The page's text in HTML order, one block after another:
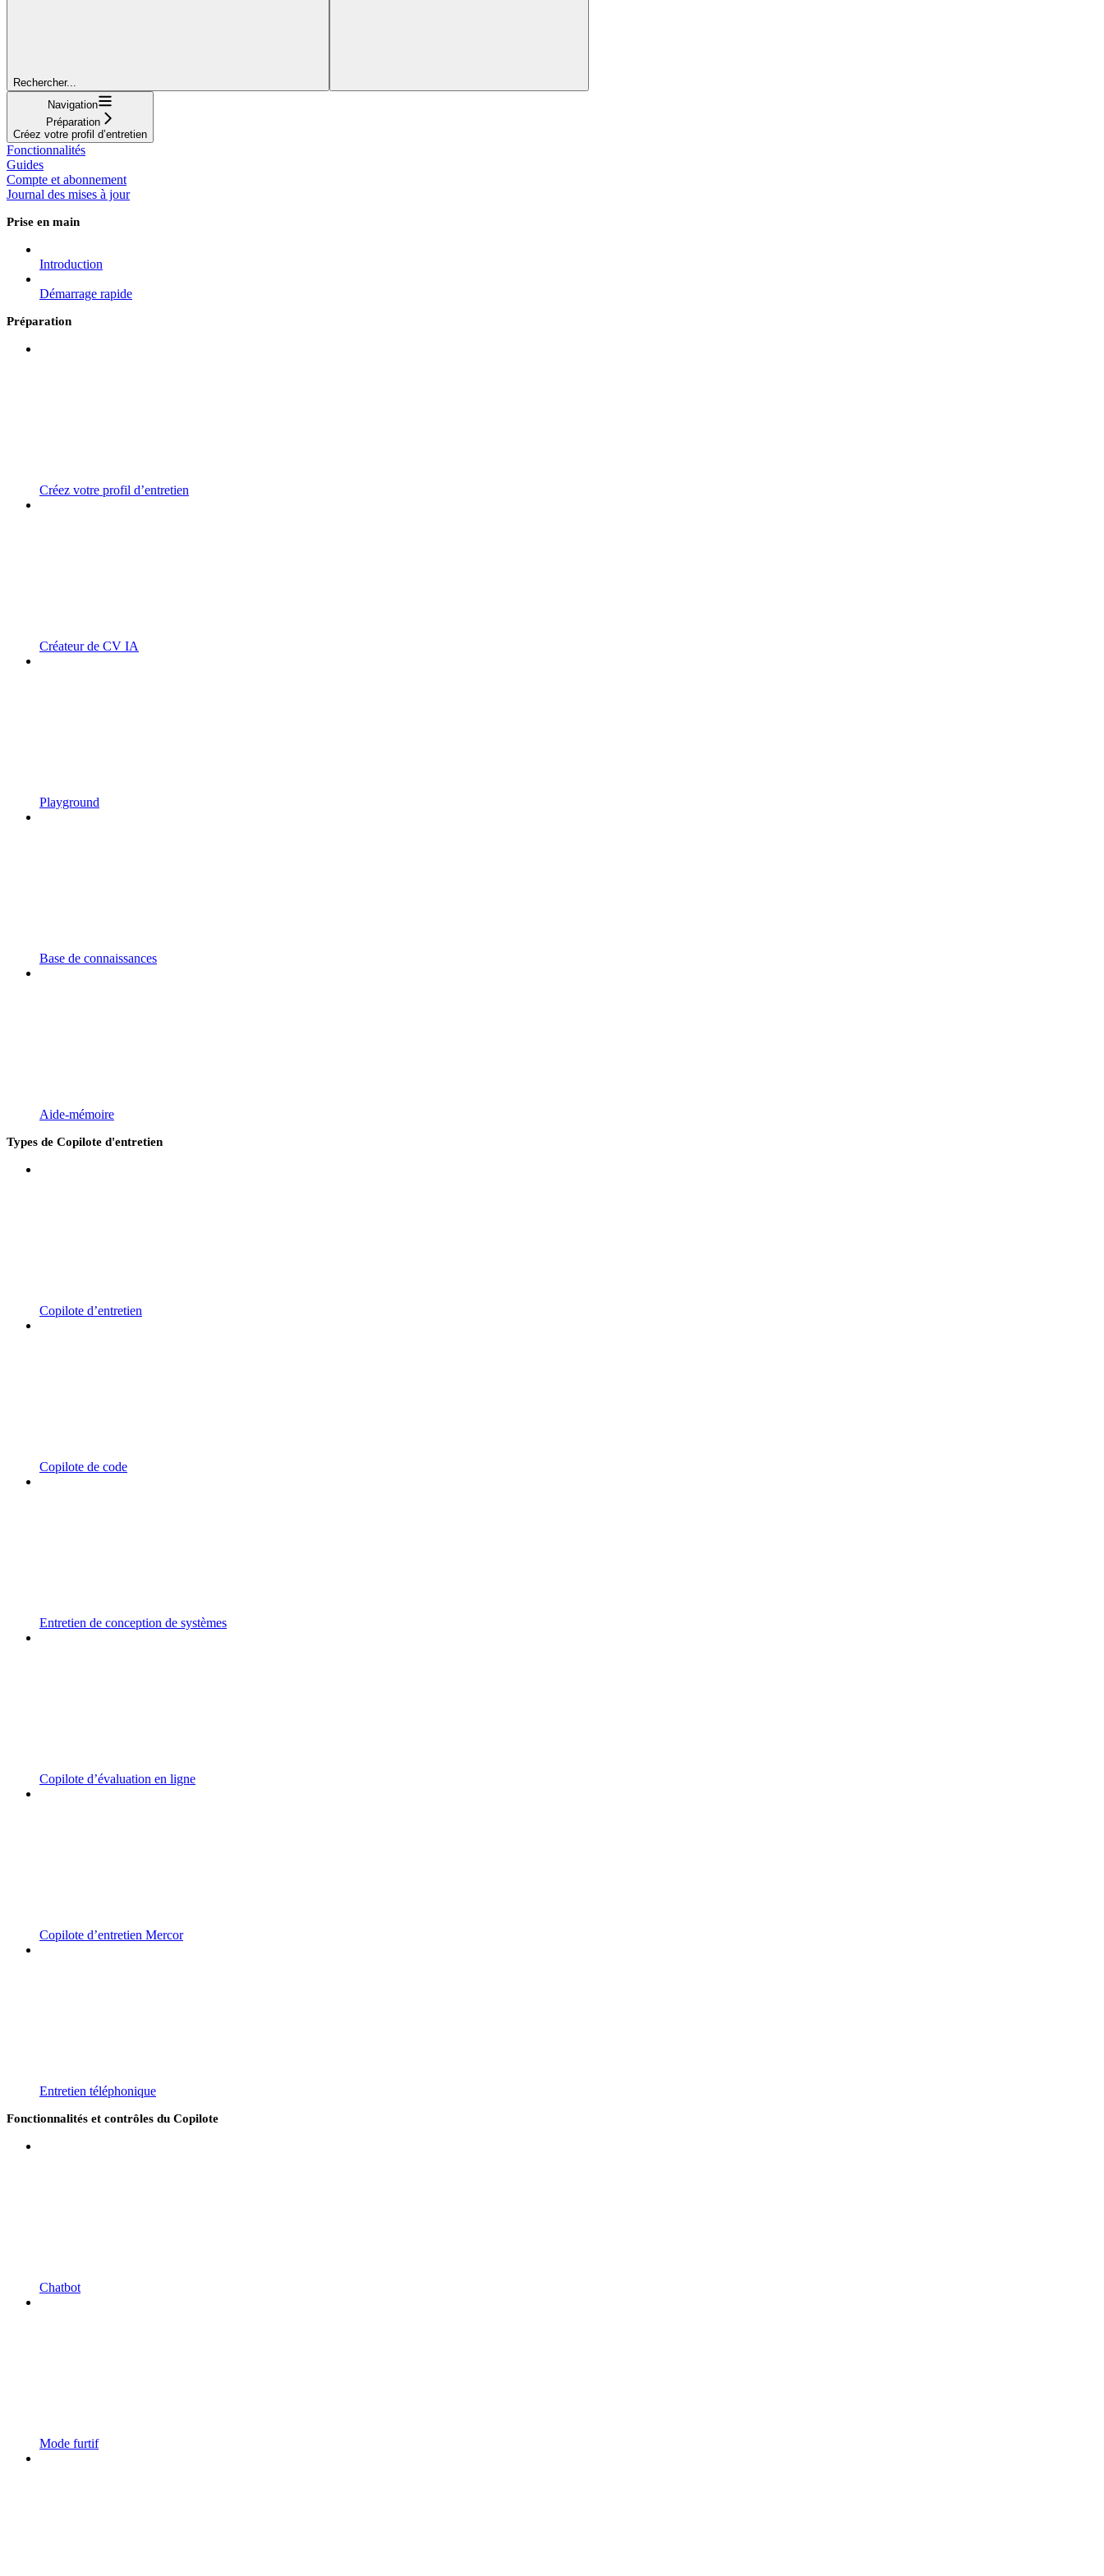
Rechercher...
Navigation
Préparation
Créez votre profil d’entretien
Fonctionnalités
Guides
Compte et abonnement
Journal des mises à jour
Prise en main
Introduction
Démarrage rapide
Préparation
Créez votre profil d’entretien
Créateur de CV IA
Playground
Base de connaissances
Aide-mémoire
Types de Copilote d'entretien
Copilote d’entretien
Copilote de code
Entretien de conception de systèmes
Copilote d’évaluation en ligne
Copilote d’entretien Mercor
Entretien téléphonique
Fonctionnalités et contrôles du Copilote
Chatbot
Mode furtif